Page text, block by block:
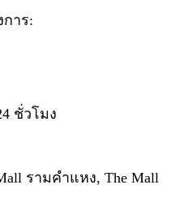
าร:
ชั่วโมง
รามคำแหง, The Mall